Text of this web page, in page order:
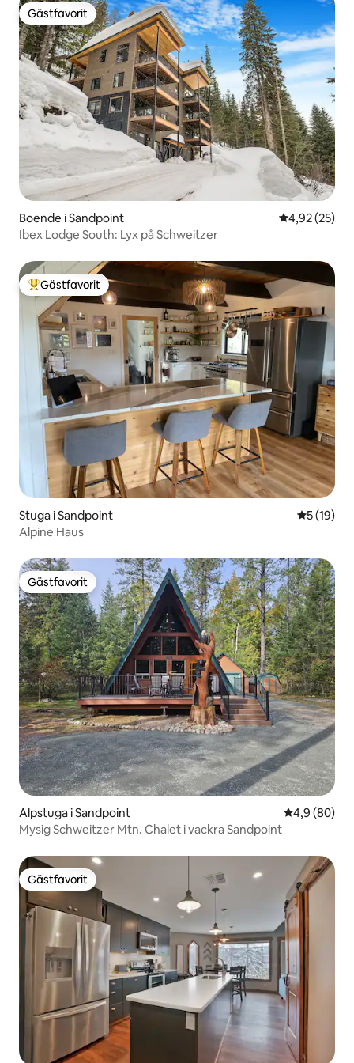
Gästfavorit
Gästfavorit
Boende i Sandpoint 4,92 av 5 i
4,92 (25)
Ibex Lodge South: Lyx på Schweitzer
Populär gästfavorit
Gästfavorit
Stuga i Sandpoint 5 av 5 i
5 (19)
Alpine Haus
Gästfavorit
Gästfavorit
Alpstuga i Sandpoint 4,9 av 5 i
4,9 (80)
Mysig Schweitzer Mtn. Chalet i vackra Sandpoint
Gästfavorit
Gästfavorit